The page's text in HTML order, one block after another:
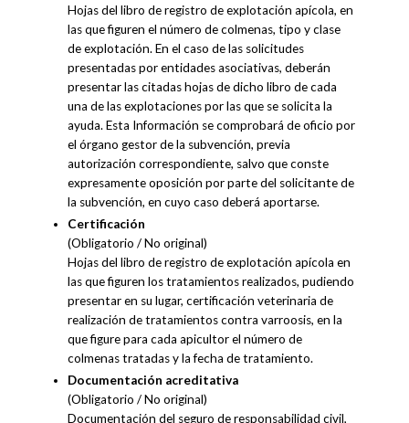
Hojas del libro de registro de explotación apícola, en
las que figuren el número de colmenas, tipo y clase
de explotación. En el caso de las solicitudes
presentadas por entidades asociativas, deberán
presentar las citadas hojas de dicho libro de cada
una de las explotaciones por las que se solicita la
ayuda. Esta Información se comprobará de oficio por
el órgano gestor de la subvención, previa
autorización correspondiente, salvo que conste
expresamente oposición por parte del solicitante de
la subvención, en cuyo caso deberá aportarse.
Certificación
(Obligatorio / No original)
Hojas del libro de registro de explotación apícola en
las que figuren los tratamientos realizados, pudiendo
presentar en su lugar, certificación veterinaria de
realización de tratamientos contra varroosis, en la
que figure para cada apicultor el número de
colmenas tratadas y la fecha de tratamiento.
Documentación acreditativa
(Obligatorio / No original)
Documentación del seguro de responsabilidad civil,